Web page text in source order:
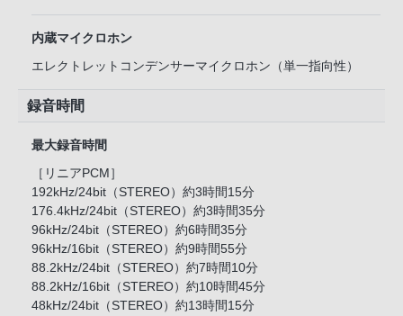
内蔵マイクロホン
エレクトレットコンデンサーマイクロホン（単一指向性）
録音時間
最大録音時間
［リニアPCM］
192kHz/24bit（STEREO）約3時間15分
176.4kHz/24bit（STEREO）約3時間35分
96kHz/24bit（STEREO）約6時間35分
96kHz/16bit（STEREO）約9時間55分
88.2kHz/24bit（STEREO）約7時間10分
88.2kHz/16bit（STEREO）約10時間45分
48kHz/24bit（STEREO）約13時間15分